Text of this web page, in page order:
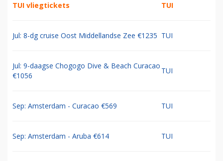
TUI vliegtickets TUI
Jul: 8-dg cruise Oost Middellandse Zee €1235 TUI
Jul: 9-daagse Chogogo Dive & Beach Curacao
€1056
TUI
Sep: Amsterdam - Curacao €569 TUI
Sep: Amsterdam - Aruba €614 TUI